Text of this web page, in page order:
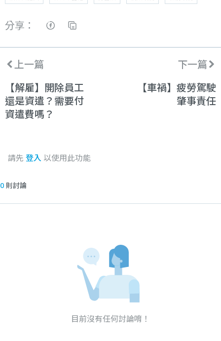
分享：
上一篇
【解雇】開除員工
還是資遣？需要付
資遣費嗎？
下一篇
【車禍】疲勞駕駛
肇事責任
請先 登入 以使用此功能
0 則討論
目前沒有任何討論唷！